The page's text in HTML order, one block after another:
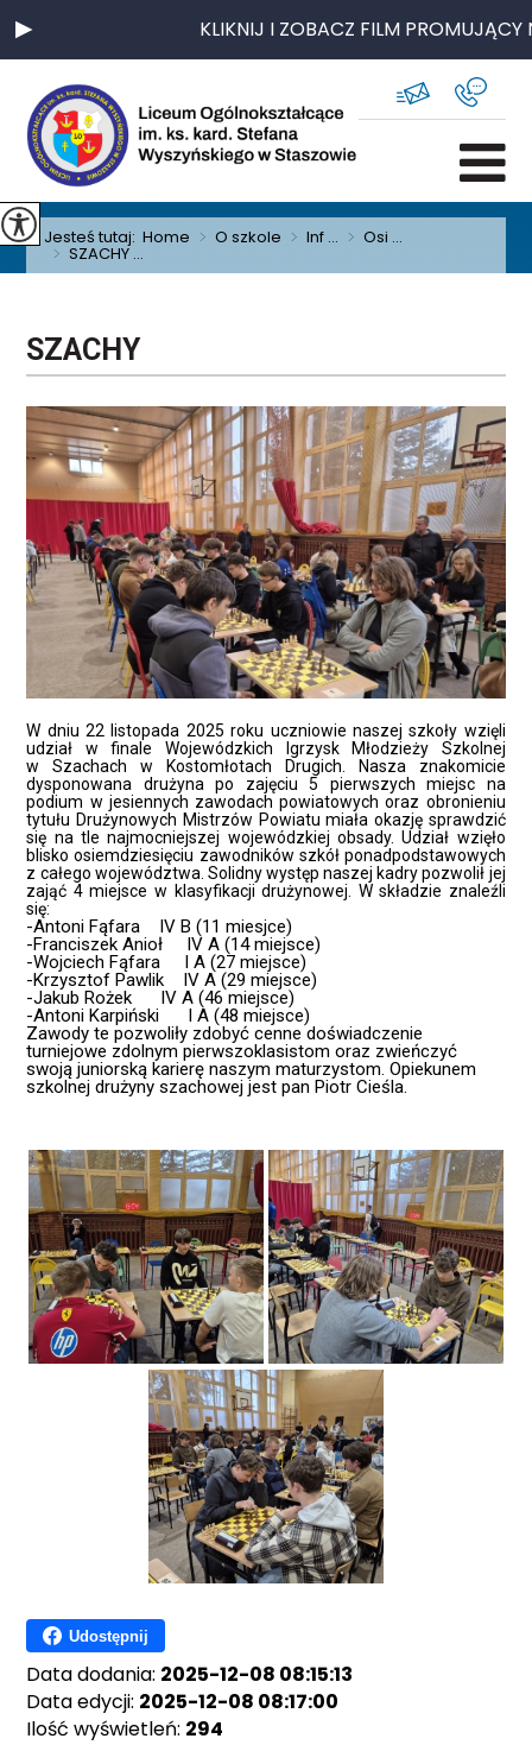
KLIKNIJ I ZOBACZ FILM PROMUJĄCY
Jesteś tutaj:Home > O szkole > Inf ... > Osi ...
> SZACHY ...
SZACHY
W dniu 22 listopada 2025 roku uczniowie naszej szkoły wzięli
udział w finale Wojewódzkich Igrzysk Młodzieży Szkolnej
w Szachach w Kostomłotach Drugich. Nasza znakomicie
dysponowana drużyna po zajęciu 5 pierwszych miejsc na
podium w jesiennych zawodach powiatowych oraz obronieniu
tytułu Drużynowych Mistrzów Powiatu miała okazję sprawdzić
się na tle najmocniejszej wojewódzkiej obsady. Udział wzięło
blisko osiemdziesięciu zawodników szkół ponadpodstawowych
z całego województwa. Solidny występ naszej kadry pozwolił jej
zająć 4 miejsce w klasyfikacji drużynowej. W składzie znaleźli
się:
-Antoni Fąfara IV B (11 miesjce)
-Franciszek Anioł IV A (14 miejsce)
-Wojciech Fąfara I A (27 miejsce)
-Krzysztof Pawlik IV A (29 miejsce)
-Jakub Rożek IV A (46 miejsce)
-Antoni Karpiński I A (48 miejsce)
Zawody te pozwoliły zdobyć cenne doświadczenie
turniejowe zdolnym pierwszoklasistom oraz zwieńczyć
swoją juniorską karierę naszym maturzystom. Opiekunem
szkolnej drużyny szachowej jest pan Piotr Cieśla.
Udostępnij
Data dodania: 2025-12-08 08:15:13
Data edycji: 2025-12-08 08:17:00
Ilość wyświetleń: 294